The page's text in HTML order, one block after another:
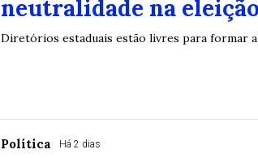
neutralidade na
Diretórios estaduais estão livres para formar
Política Há 2 dias